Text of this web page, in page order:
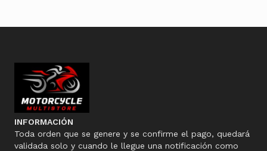
INFORMACIÓN
Toda orden que se genere y se confirme el pago, quedará
validada solo y cuando le llegue una notificación como